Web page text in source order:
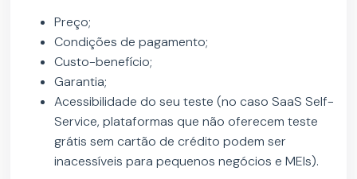
Preço;
Condições de pagamento;
Custo-benefício;
Garantia;
Acessibilidade do seu teste (no caso SaaS Self-
Service, plataformas que não oferecem teste
grátis sem cartão de crédito podem ser
inacessíveis para pequenos negócios e MEIs).